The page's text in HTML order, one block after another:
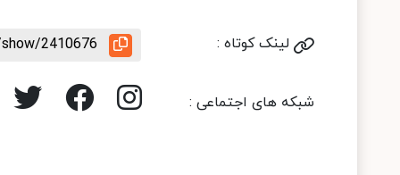
لینک کوتاه : 2410676
شبکه های اجتماعی :